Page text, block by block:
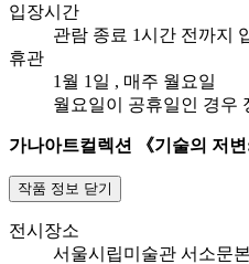
입장시간
관람 종료 1시간 전까지
휴관
1월 1일 , 매주 월요일
월요일이 공휴일인 경우
가나아트컬렉션 《기술의 저변
작품 정보 닫기
전시장소
서울시립미술관 서소문